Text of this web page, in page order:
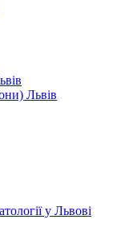
Львів
у Львові